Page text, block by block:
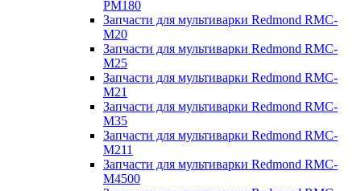
PM180
Запчасти для мультиварки Redmond RMC-
M20
Запчасти для мультиварки Redmond RMC-
M25
Запчасти для мультиварки Redmond RMC-
M21
Запчасти для мультиварки Redmond RMC-
M35
Запчасти для мультиварки Redmond RMC-
M211
Запчасти для мультиварки Redmond RMC-
M4500